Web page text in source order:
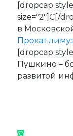
[dropcap
size="2"]С[/
в
Прокат
[dropcap
Пушкино –
развитой